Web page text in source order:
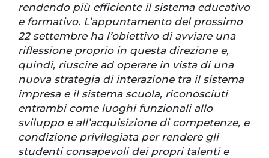
rendendo più efficiente il sistema educativo
e formativo. L’appuntamento del prossimo
22 settembre ha l’obiettivo di avviare una
riflessione proprio in questa direzione e,
quindi, riuscire ad operare in vista di una
nuova strategia di interazione tra il sistema
impresa e il sistema scuola, riconosciuti
entrambi come luoghi funzionali allo
sviluppo e all’acquisizione di competenze, e
condizione privilegiata per rendere gli
studenti consapevoli dei propri talenti e